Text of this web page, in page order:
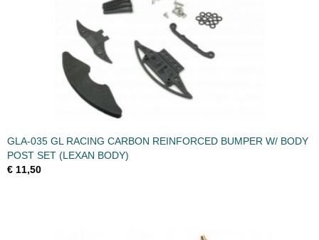
GLA-035 GL RACING CARBON REINFORCED BUMPER W/ BODY
POST SET (LEXAN BODY)
€ 11,50